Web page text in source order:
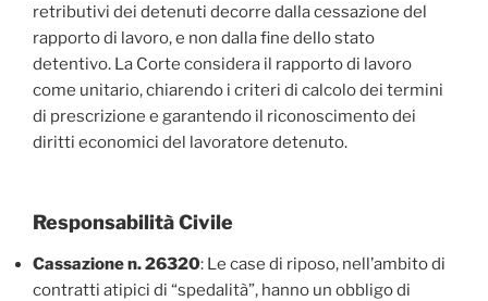
retributivi dei detenuti decorre dalla cessazione del
rapporto di lavoro, e non dalla fine dello stato
detentivo. La Corte considera il rapporto di lavoro
come unitario, chiarendo i criteri di calcolo dei termini
di prescrizione e garantendo il riconoscimento dei
diritti economici del lavoratore detenuto.
Responsabilità Civile
Cassazione n. 26320: Le case di riposo, nell’ambito di
contratti atipici di “spedalità”, hanno un obbligo di